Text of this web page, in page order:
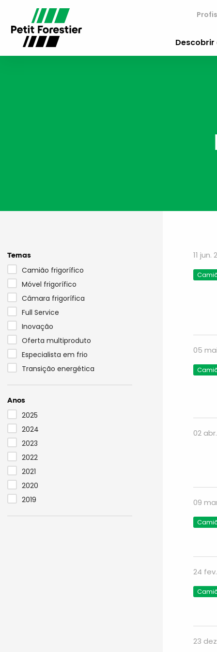
Descobrir
Temas
Camião frigorífico
Móvel frigorífico
Câmara frigorífica
Full Service
Inovação
Oferta multiproduto
Especialista em frio
Transição energética
Anos
2025
2024
2023
2022
2021
2020
2019
11 jun.
05
02
09
24
23